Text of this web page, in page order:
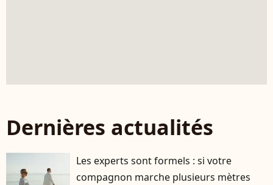
Dernières actualités
Les experts sont formels : si votre
compagnon marche plusieurs mètres